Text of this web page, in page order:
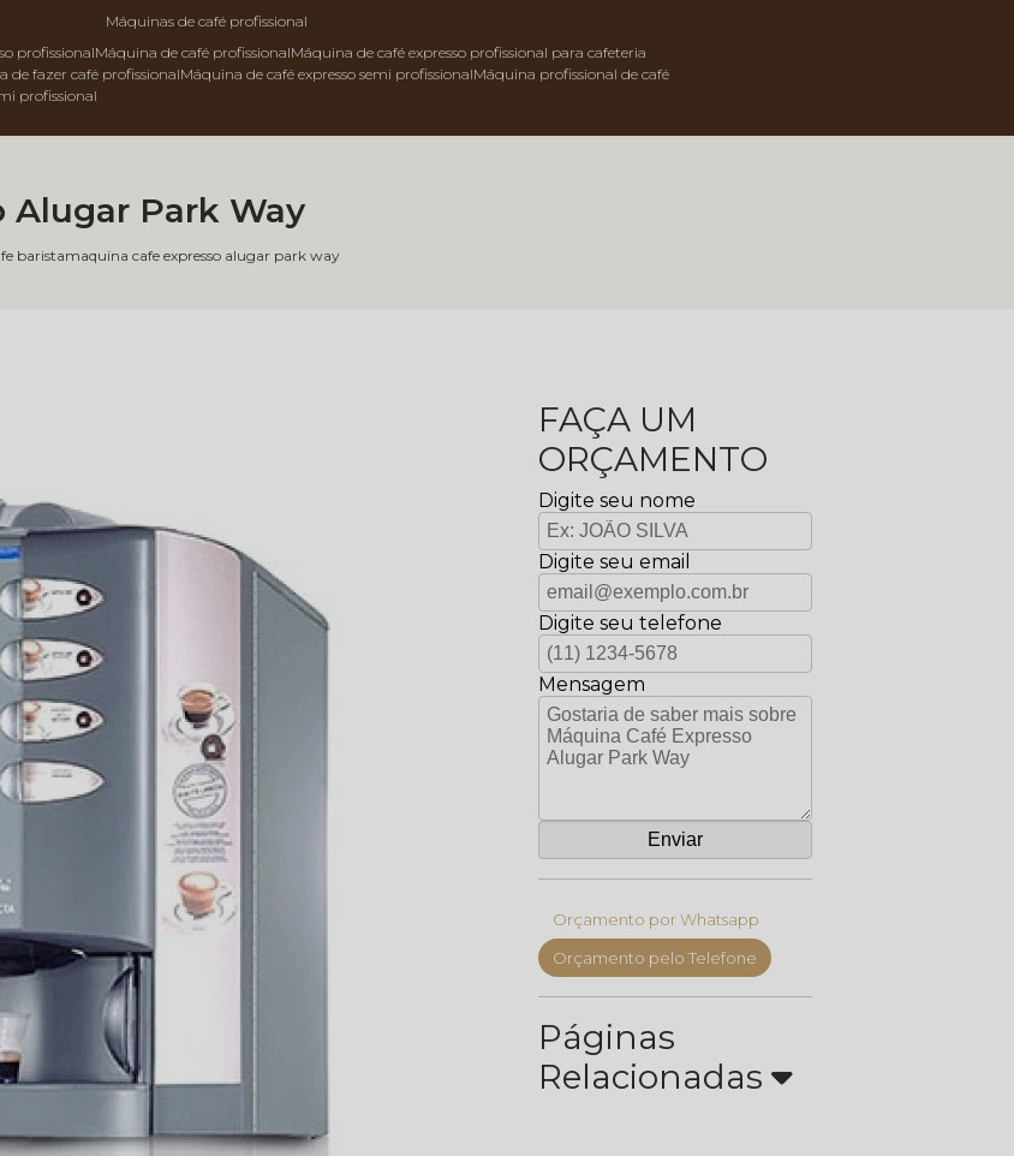
máquinas de café profissional
profissional máquina de café profissional
máquina de café expresso profissional para cafeteria
de fazer café profissional máquina de café expresso semi profissional
máquina profissional de café
profissional
baristamaquina cafe expresso alugar park way
Alugar Park Way
FAÇA UM
ORÇAMENTO
Digite seu nome
Digite seu email
Digite seu telefone
Mensagem
Orçamento por Whatsapp
Orçamento pelo Telefone
Páginas
Relacionadas